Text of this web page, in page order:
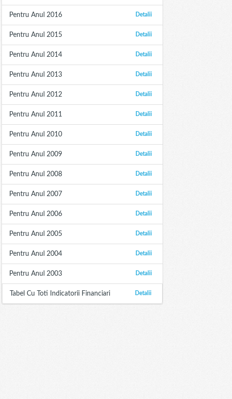
Detalii
Pentru Anul 2016
Detalii
Pentru Anul 2015
Detalii
Pentru Anul 2014
Detalii
Pentru Anul 2013
Detalii
Pentru Anul 2012
Detalii
Pentru Anul 2011
Detalii
Pentru Anul 2010
Detalii
Pentru Anul 2009
Detalii
Pentru Anul 2008
Detalii
Pentru Anul 2007
Detalii
Pentru Anul 2006
Detalii
Pentru Anul 2005
Detalii
Pentru Anul 2004
Detalii
Pentru Anul 2003
Detalii
Tabel Cu Toti Indicatorii Financiari